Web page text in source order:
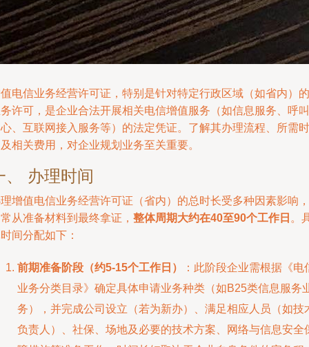
电信业务经营许可证，特别是针对特定行政区域（如省内）的
许可，是企业合法开展相关电信增值服务（如信息服务、呼叫
、互联网接入服务等）的法定凭证。了解其办理流程、所需时
相关费用，对企业规划业务至关重要。
、 办理时间
增值电信业务经营许可证（省内）的总时长受多种因素影响，
从准备材料到最终拿证， 整体周期大约在40至90个工作日 。
间分配如下：
前期准备阶段（约5-15个工作日）
：此阶段企业需根据《电
业务分类目录》确定具体申请业务种类（如B25类信息服务
务），并完成公司设立（若为新办）、满足相应人员（如技
负责人）、社保、场地及必要的技术方案、网络与信息安全